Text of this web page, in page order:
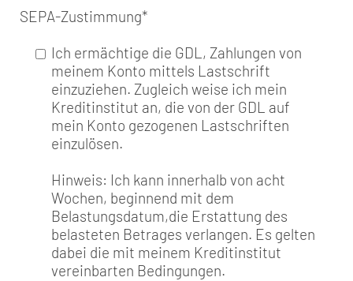
SEPA-Zustimmung*
Ich ermächtige die GDL, Zahlungen von
meinem Konto mittels Lastschrift
einzuziehen. Zugleich weise ich mein
Kreditinstitut an, die von der GDL auf
mein Konto gezogenen Lastschriften
einzulösen.
Hinweis: Ich kann innerhalb von acht
Wochen, beginnend mit dem
Belastungsdatum,die Erstattung des
belasteten Betrages verlangen. Es gelten
dabei die mit meinem Kreditinstitut
vereinbarten Bedingungen.